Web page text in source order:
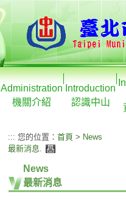
Administration
機關介紹
Introduction
認識中山
::: 您的位置： 首頁 > News
最新消息.
News
最新消息